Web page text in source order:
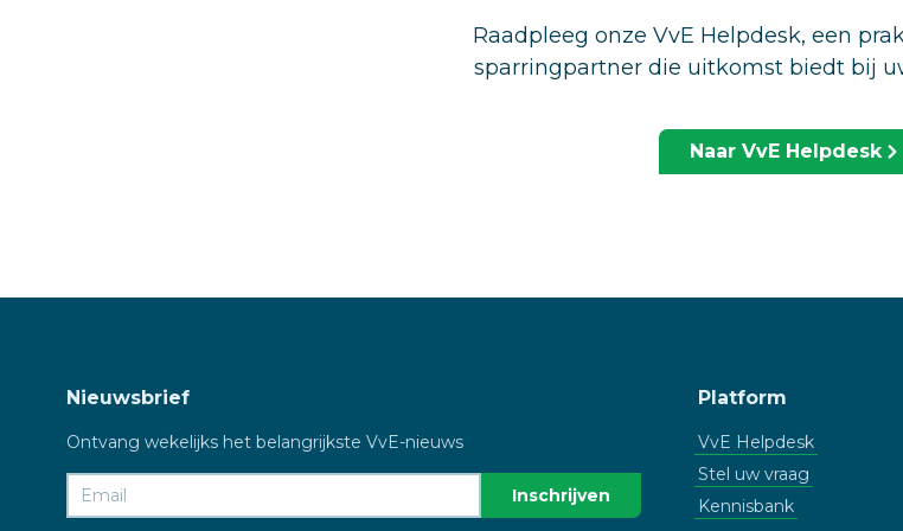
Raadpleeg onze VvE Helpdesk, een
sparringpartner die uitkomst biedt bij
Naar VvE Helpdesk
Nieuwsbrief
Ontvang wekelijks het belangrijkste VvE-nieuws
Platform
VvE Helpdesk
Stel uw vraag
Kennisbank